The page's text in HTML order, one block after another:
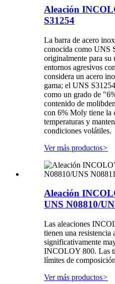
Aleación
S31254
La barra de acero
conocida como UNS
originalmente para su
entornos agresivos
considera un acero
gama; el UNS
como un grado de
contenido de
con 6% Moly tiene la
temperaturas y
condiciones volátiles.
Ver más productos>
Aleación
UNS N08810/
Las aleaciones
tienen una resistencia
significativamente
INCOLOY 800. Las
límites de
Ver más productos>